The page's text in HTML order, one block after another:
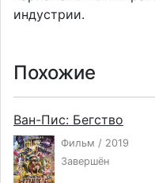
индустрии.
Похожие
Ван-Пис: Бегство
Фильм / 2019
Завершён